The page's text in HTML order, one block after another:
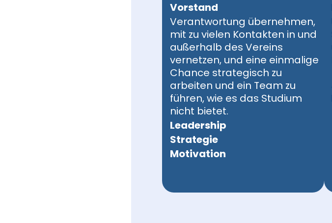
Vorstand
Verantwortung übernehmen,
mit zu vielen Kontakten in und
außerhalb des Vereins
vernetzen, und eine einmalige
Chance strategisch zu
arbeiten und ein Team zu
führen, wie es das Studium
nicht bietet.‍‍
Leadership
Strategie
Motivation